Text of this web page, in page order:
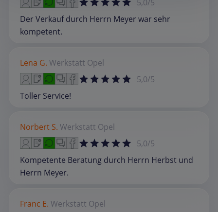
5,0/5
Der Verkauf durch Herrn Meyer war sehr
kompetent.
Lena G. Werkstatt Opel
5,0/5
Toller Service!
Norbert S. Werkstatt Opel
5,0/5
Kompetente Beratung durch Herrn Herbst und
Herrn Meyer.
Franc E. Werkstatt Opel